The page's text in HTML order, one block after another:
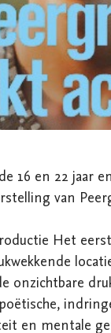
16 en 22 jaar
van
Het
onzichtbare
en mentale